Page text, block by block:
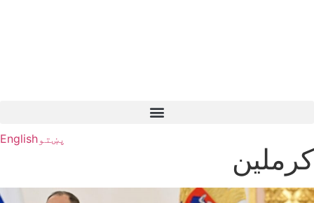
پښتوEnglish
کرملین